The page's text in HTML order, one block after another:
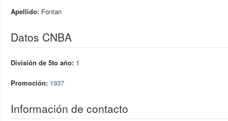
Apellido: Fontan
Datos CNBA
División de 5to año: 1
Promoción: 1937
Información de contacto